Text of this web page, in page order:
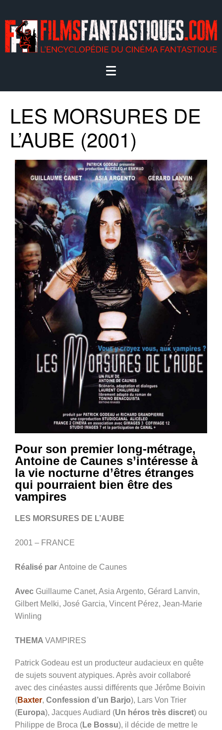
LES MORSURES DE
L’AUBE (2001)
Pour son premier long-métrage,
Antoine de Caunes s’intéresse à
la vie nocturne d’êtres étranges
qui pourraient bien être des
vampires
LES MORSURES DE L’AUBE
2001 – FRANCE
Réalisé par Antoine de Caunes
Avec Guillaume Canet, Asia Argento, Gérard Lanvin,
Gilbert Melki, José Garcia, Vincent Pérez, Jean-Marie
Winling
THEMA VAMPIRES
Patrick Godeau est un producteur audacieux en quête
de sujets souvent atypiques. Après avoir collaboré
avec des cinéastes aussi différents que Jérôme Boivin
(Baxter, Confession d’un Barjo), Lars Von Trier
(Europa), Jacques Audiard (Un héros très discret) ou
Philippe de Broca (Le Bossu), il décide de mettre le